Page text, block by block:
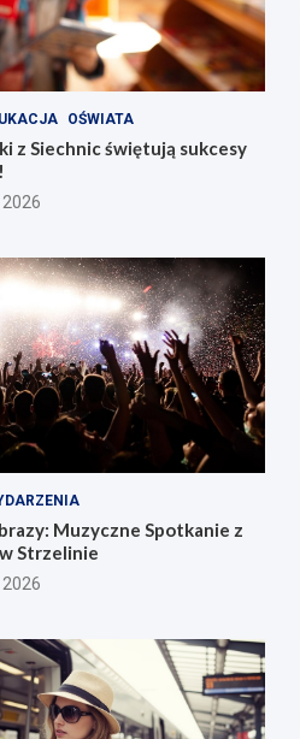
OŚWIATA
z Siechnic świętują sukcesy
Muzyczne Spotkanie z
Strzelinie